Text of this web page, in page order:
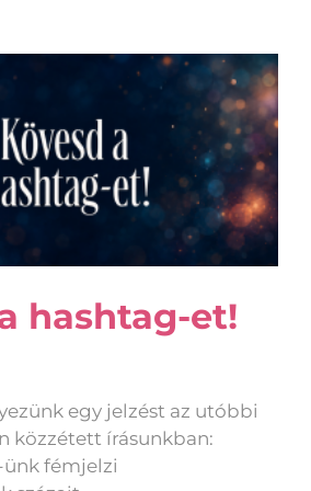
hashtag-et!
egy jelzést az utóbbi
közzétett írásunkban:
fémjelzi